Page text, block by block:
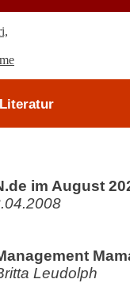
im August
Leudolph